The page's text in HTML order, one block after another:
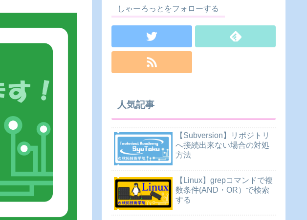
しゃーろっとをフォローする
人気記事
【Subversion】リポジトリ
へ接続出来ない場合の対処
方法
【Linux】grepコマンドで複
数条件(AND・OR）で検索
する